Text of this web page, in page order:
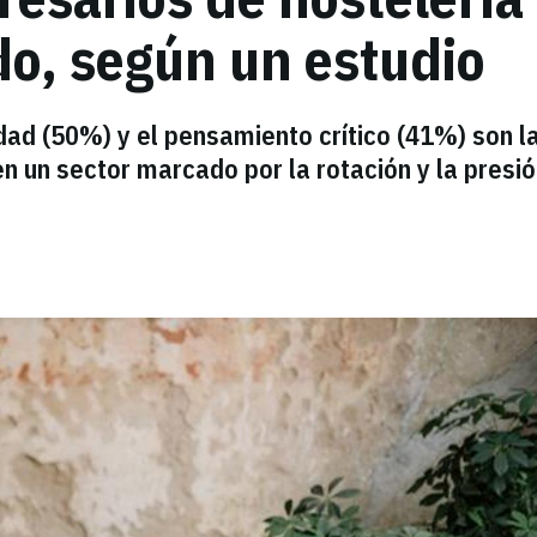
según un estudio
(50%) y el pensamiento crítico (41%) son
un sector marcado por la rotación y la